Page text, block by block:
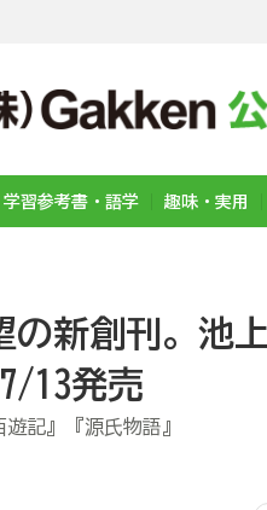
学習参考書・語学 趣味・実用
の新創刊。池
13発売
記』『源氏物語』